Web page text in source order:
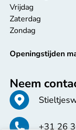
Vrijdag
Zaterdag
Zondag
Openingstijden
Neem
+31 26